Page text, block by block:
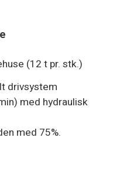
(12 t pr. stk.)
drivsystem
med hydraulisk
med 75%.